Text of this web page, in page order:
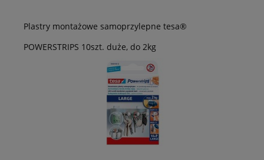
Plastry montażowe samoprzylepne tesa®
POWERSTRIPS 10szt. duże, do 2kg